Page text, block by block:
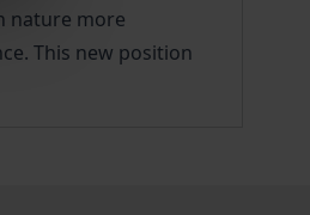
nature more
This new position